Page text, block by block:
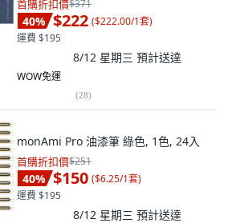
首購折扣價$371
40% $222 ($222.00/1套)
運費 $195
8/12 星期三 預計送達
WOW免運
(28)
monAmi Pro 油漆筆 綠色, 1色, 24入
首購折扣價$251
40% $150 ($6.25/1套)
運費 $195
8/12 星期三 預計送達